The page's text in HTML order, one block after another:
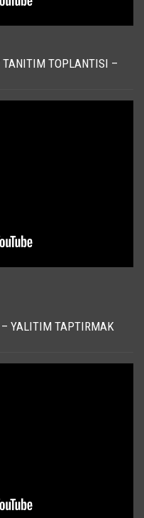
TANITIM TOPLANTISI –
– YALITIM TAPTIRMAK